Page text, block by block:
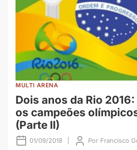
MULTI ARENA
Dois anos da Rio
os campeões
(Parte II)
01/09/2018 Por Francisco